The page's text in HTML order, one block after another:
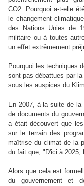
CO2. Pourquoi a-t-elle
le changement
des Nations Unies de
militaire ou à toutes
un effet extrêmement
Pourquoi les techniques
sont pas débattues par
sous les auspices du
En 2007, à la suite de
de documents du
a était découvert que
sur le terrain des
maîtrise du climat de la
du fait que, "D'ici à 2025,
Alors que cela est
du gouvernement et